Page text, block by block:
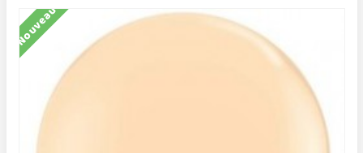
Nouveau